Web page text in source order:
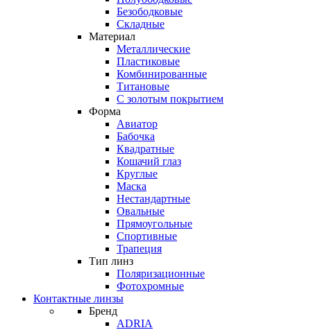
Безободковые
Складные
Материал
Металлические
Пластиковые
Комбинированные
Титановые
С золотым покрытием
Форма
Авиатор
Бабочка
Квадратные
Кошачий глаз
Круглые
Маска
Нестандартные
Овальные
Прямоугольные
Спортивные
Трапеция
Тип линз
Поляризационные
Фотохромные
Контактные линзы
Бренд
ADRIA